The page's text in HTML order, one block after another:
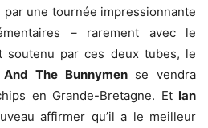
par une tournée impressionnante
– rarement avec le
soutenu par ces deux tubes, le
And The Bunnymense vendra
en Grande-Bretagne. Et Ian
affirmer qu’il a le meilleur